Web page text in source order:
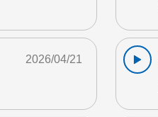
2026/04/21